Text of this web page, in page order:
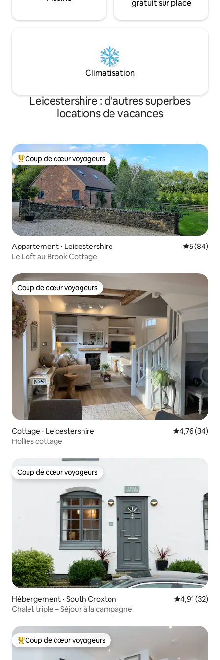
gratuit sur place
Climatisation
Leicestershire : d'autres superbes
locations de vacances
Coups de cœur voyageurs les plus appréciés
Coup de cœur voyageurs
Appartement ⋅ Leicestershire
5 (84)
Le Loft au Brook Cottage
Coup de cœur voyageurs
Coup de cœur voyageurs
Cottage ⋅ Leicestershire Évaluation
4,76 (34)
Hollies cottage
Coup de cœur voyageurs
Coup de cœur voyageurs
Hébergement ⋅ South Croxton Évaluation
4,91 (32)
Chalet triple – Séjour à la campagne
Coups de cœur voyageurs les plus appréciés
Coup de cœur voyageurs